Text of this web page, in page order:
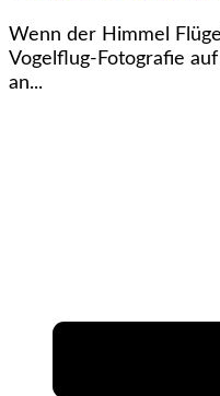
Wenn der Himmel
Vogelflug-Fotografie auf
an...